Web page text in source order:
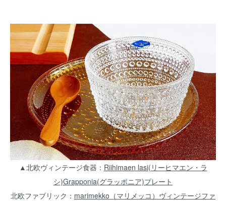
▲北欧ヴィンテージ食器： Riihimaen lasi(リーヒマエン・ラ
シ)Grapponia(グラッポニア)プレート
北欧ファブリック： marimekko（マリメッコ）ヴィンテージファ